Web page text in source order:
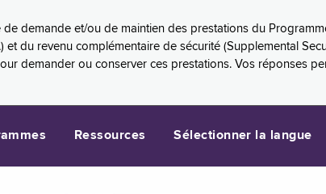
demande et/ou de maintien des prestations du
et du revenu complémentaire de sécurité (Supplemental
demander ou conserver ces prestations. Vos réponses
Ressources Sélectionner la langue